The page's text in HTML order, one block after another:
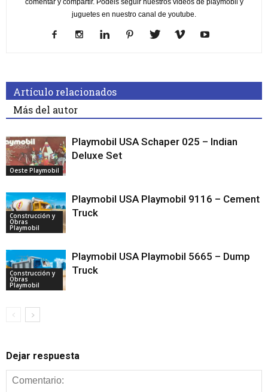
juguetes en nuestro canal de youtube.
Artículo relacionados
Más del autor
Oeste Playmobil
Playmobil USA Schaper 025 – Indian
Deluxe Set
Construcción y
Obras
Playmobil
Playmobil USA Playmobil 9116 – Cement
Truck
Construcción y
Obras
Playmobil
Playmobil USA Playmobil 5665 – Dump
Truck
Dejar respuesta